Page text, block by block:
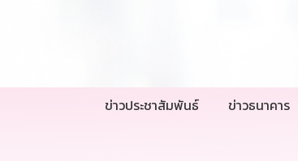
ข่าวประชาสัมพันธ์ ข่าวธนาคาร